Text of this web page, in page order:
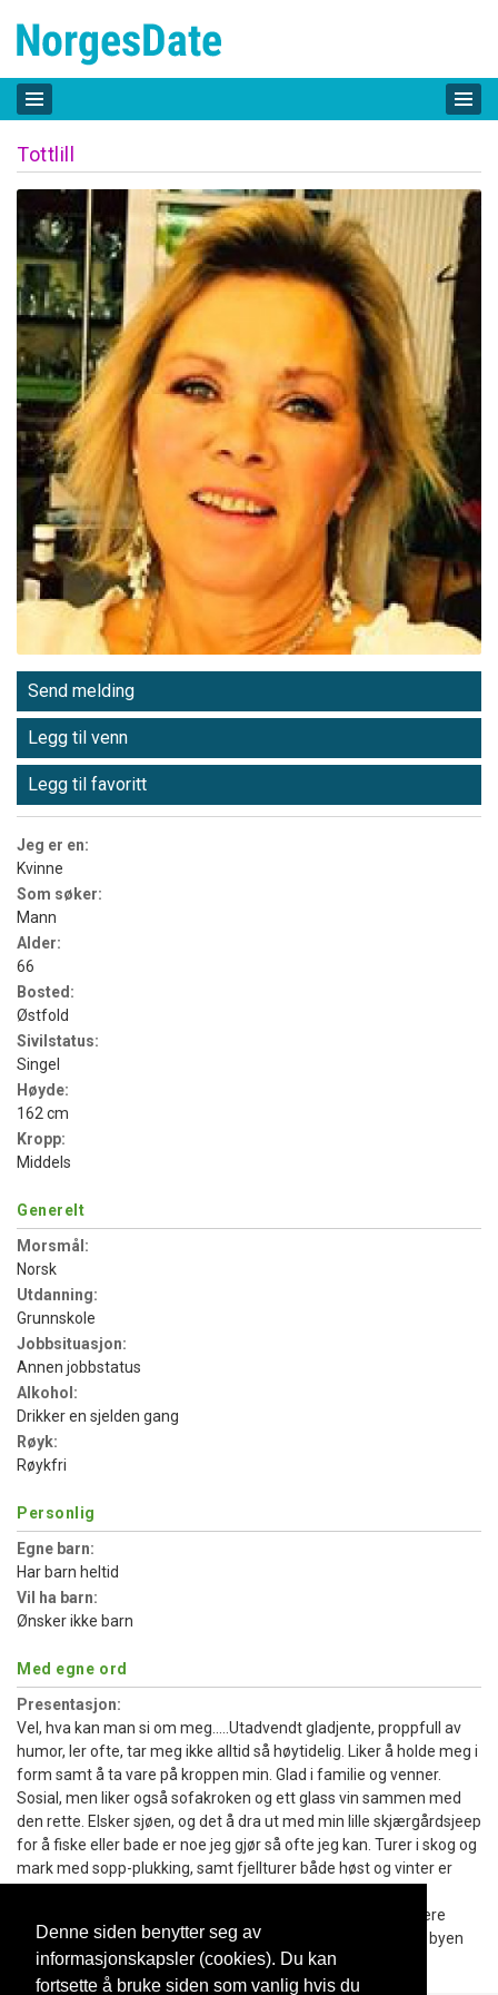
Denne siden benytter seg av
informasjonskapsler (cookies). Du kan
fortsette å bruke siden som vanlig hvis du
Tottlill
Send melding
Legg til venn
Legg til favoritt
Jeg er en:
Kvinne
Som søker:
Mann
Alder:
66
Bosted:
Østfold
Sivilstatus:
Singel
Høyde:
162 cm
Kropp:
Middels
Generelt
Morsmål:
Norsk
Utdanning:
Grunnskole
Jobbsituasjon:
Annen jobbstatus
Alkohol:
Drikker en sjelden gang
Røyk:
Røykfri
Personlig
Egne barn:
Har barn heltid
Vil ha barn:
Ønsker ikke barn
Med egne ord
Presentasjon:
Vel, hva kan man si om meg.....Utadvendt gladjente, proppfull av
humor, ler ofte, tar meg ikke alltid så høytidelig. Liker å holde meg i
form samt å ta vare på kroppen min. Glad i familie og venner.
Sosial, men liker også sofakroken og ett glass vin sammen med
den rette. Elsker sjøen, og det å dra ut med min lille skjærgårdsjeep
for å fiske eller bade er noe jeg gjør så ofte jeg kan. Turer i skog og
mark med sopp-plukking, samt fjellturer både høst og vinter er
Er glad i å lage mat, og hva er vel hyggeligere enn å kokkellere
sammen sin kjære, men sier heller ikke nei takk til en tur på byen
med middag og vin på en god restaurant. :-)